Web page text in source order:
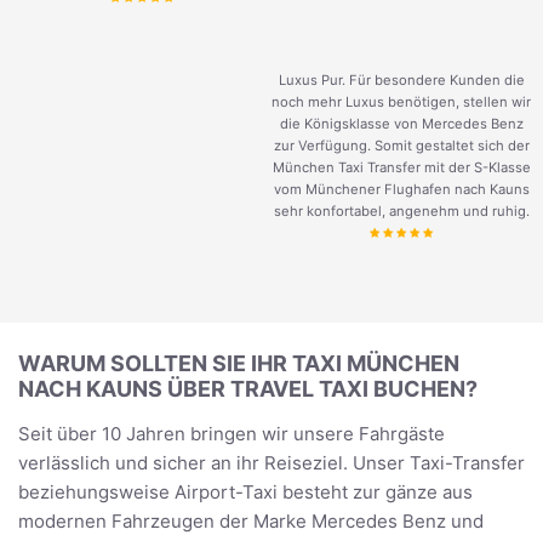
Luxus Pur. Für besondere Kunden die
noch mehr Luxus benötigen, stellen wir
die Königsklasse von Mercedes Benz
zur Verfügung. Somit gestaltet sich der
München Taxi Transfer mit der S-Klasse
vom Münchener Flughafen nach Kauns
sehr konfortabel, angenehm und ruhig.
WARUM SOLLTEN SIE IHR TAXI MÜNCHEN
NACH KAUNS ÜBER TRAVEL TAXI BUCHEN?
Seit über 10 Jahren bringen wir unsere Fahrgäste
verlässlich und sicher an ihr Reiseziel. Unser Taxi-Transfer
beziehungsweise Airport-Taxi besteht zur gänze aus
modernen Fahrzeugen der Marke Mercedes Benz und